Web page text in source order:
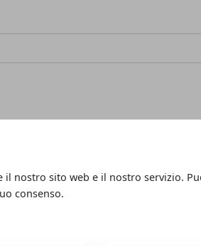
nostro sito web e il nostro servizio.
consenso.
interessanti.